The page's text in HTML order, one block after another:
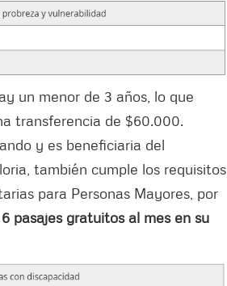
un menor de 3 años, lo que
transferencia de $60.000.
y es beneficiaria del
también cumple los requisitos
para Personas Mayores, por
pasajes gratuitos al mes en su